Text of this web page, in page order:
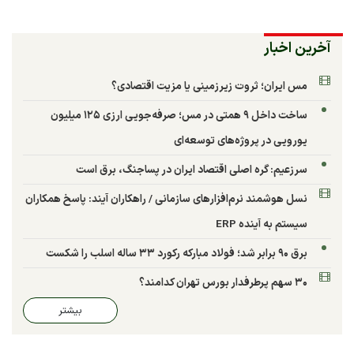
آخرین اخبار
مس ایران؛ ثروت زیرزمینی یا مزیت اقتصادی؟
ساخت داخل ۹ همتی در مس؛ صرفه‌جویی ارزی ۱۲۵ میلیون
یورویی در پروژه‌های توسعه‌ای
سرزعیم: گره اصلی اقتصاد ایران در پساجنگ، برق است
نسل هوشمند نرم‌افزارهای سازمانی / راهکاران آیند: پاسخ همکاران
سیستم به آینده ERP
برق ۹۰ برابر شد؛ فولاد مبارکه رکورد ۳۳ ساله اسلب را شکست
۳۰ سهم پرطرفدار بورس تهران کدامند؟
بیشتر